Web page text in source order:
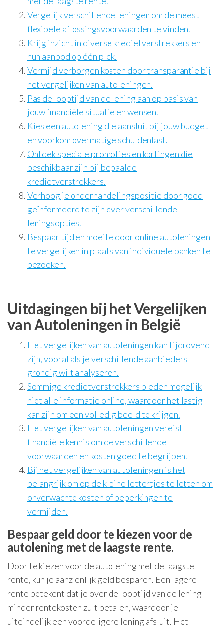
Vergelijk verschillende leningen om de meest
flexibele aflossingsvoorwaarden te vinden.
Krijg inzicht in diverse kredietverstrekkers en
hun aanbod op één plek.
Vermijd verborgen kosten door transparantie bij
het vergelijken van autoleningen.
Pas de looptijd van de lening aan op basis van
jouw financiële situatie en wensen.
Kies een autolening die aansluit bij jouw budget
en voorkom overmatige schuldenlast.
Ontdek speciale promoties en kortingen die
beschikbaar zijn bij bepaalde
kredietverstrekkers.
Verhoog je onderhandelingspositie door goed
geïnformeerd te zijn over verschillende
leningsopties.
Bespaar tijd en moeite door online autoleningen
te vergelijken in plaats van individuele banken te
bezoeken.
Uitdagingen bij het Vergelijken
van Autoleningen in België
Het vergelijken van autoleningen kan tijdrovend
zijn, vooral als je verschillende aanbieders
grondig wilt analyseren.
Sommige kredietverstrekkers bieden mogelijk
niet alle informatie online, waardoor het lastig
kan zijn om een volledig beeld te krijgen.
Het vergelijken van autoleningen vereist
financiële kennis om de verschillende
voorwaarden en kosten goed te begrijpen.
Bij het vergelijken van autoleningen is het
belangrijk om op de kleine lettertjes te letten om
onverwachte kosten of beperkingen te
vermijden.
Bespaar geld door te kiezen voor de
autolening met de laagste rente.
Door te kiezen voor de autolening met de laagste
rente, kun je aanzienlijk geld besparen. Een lagere
rente betekent dat je over de looptijd van de lening
minder rentekosten zult betalen, waardoor je
uiteindelijk een voordeligere lening afsluit. Het